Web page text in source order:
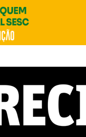
Goiás